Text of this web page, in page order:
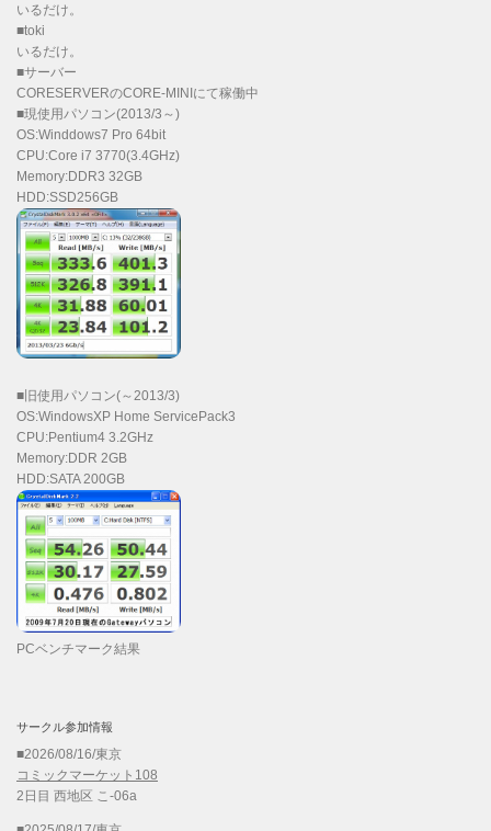
いるだけ。
■toki
いるだけ。
■サーバー
CORESERVERのCORE-MINIにて稼働中
■現使用パソコン(2013/3～)
OS:Winddows7 Pro 64bit
CPU:Core i7 3770(3.4GHz)
Memory:DDR3 32GB
HDD:SSD256GB
■旧使用パソコン(～2013/3)
OS:WindowsXP Home ServicePack3
CPU:Pentium4 3.2GHz
Memory:DDR 2GB
HDD:SATA 200GB
PCベンチマーク結果
サークル参加情報
■2026/08/16/東京
コミックマーケット108
2日目 西地区 こ-06a